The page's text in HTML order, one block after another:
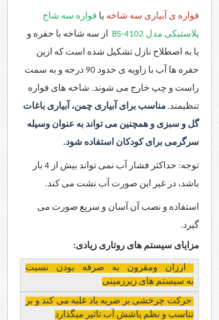
فواره ی آبیاری سه شاخه یا فواره‌ سه شاخ
پلاستیکی مدل BS-4102 از سه شاخه با حفره و
یا به اصطلاح نازل تشکیل شده است که ازین
حفره ها آب با زاویه ی حدود 90 درجه و به سمت
راست و چپ خارج می شوند. شاخه های فواره
تنظیمند. مناسب برای آبیاری چمن، آبیاری باغات
گل و سبزی و همچنین می تواند به عنوان وسیله
سرگرمی برای کودکان استفاده شود.
توجه: حداکثر فشار آب نمی تواند بیش از 4 بار
باشد، در غیر این صورت آب نشت می کند.
استفاده و نصب آن آسان و سریع صورت می
گیرد.
مزایای سیستم های روتاری زیادی:
ارزان ومقرون به صرفه بودن نسبت
به سیستم های زیرزمینی
حرکت چرخشی بر ضربه باد غلبه می کند و بر
تناسب و نظم پاشش آب تاثیر میگذارد